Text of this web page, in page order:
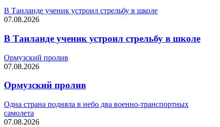
В Таиланде ученик устроил стрельбу в школе
07.08.2026
В Таиланде ученик устроил стрельбу в школе
Ормузский пролив
07.08.2026
Ормузский пролив
Одна страна подняла в небо два военно-транспортных
самолета
07.08.2026